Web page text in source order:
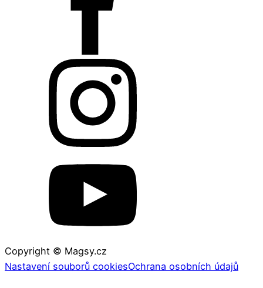
Copyright © Magsy.cz
Nastavení souborů cookiesOchrana osobních údajů